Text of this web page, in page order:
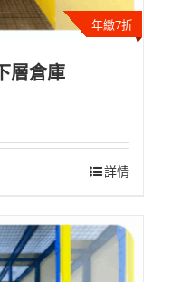
年繳7折
層倉庫
詳情